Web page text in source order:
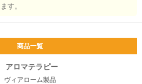
す。
商品一覧
アロマテラピー
ヴィアローム製品